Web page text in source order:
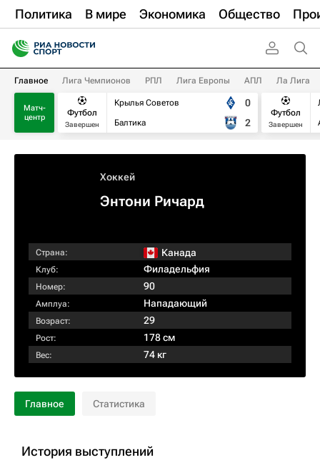
Политика В мире Экономика Общество
Главное Лига Чемпионов РПЛ Лига Европы АПЛ Ла Лига
Матч-
центр
Футбол
Завершен
Крылья Советов
Балтика
0
2
Футбол
Завершен
Хоккей
Энтони Ричард
Страна: Канада
Клуб: Филадельфия
Номер: 90
Амплуа: Нападающий
Возраст: 29
Рост: 178 см
Вес: 74 кг
Главное Статистика
История выступлений